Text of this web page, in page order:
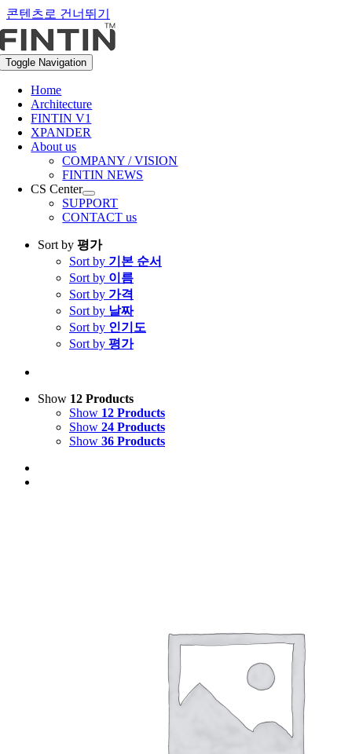
콘텐츠로 건너뛰기
Toggle Navigation
Home
Architecture
FINTIN V1
XPANDER
About us
COMPANY / VISION
FINTIN NEWS
CS Center
SUPPORT
CONTACT us
Sort by 평가
Sort by 기본 순서
Sort by 이름
Sort by 가격
Sort by 날짜
Sort by 인기도
Sort by 평가
Show 12 Products
Show 12 Products
Show 24 Products
Show 36 Products